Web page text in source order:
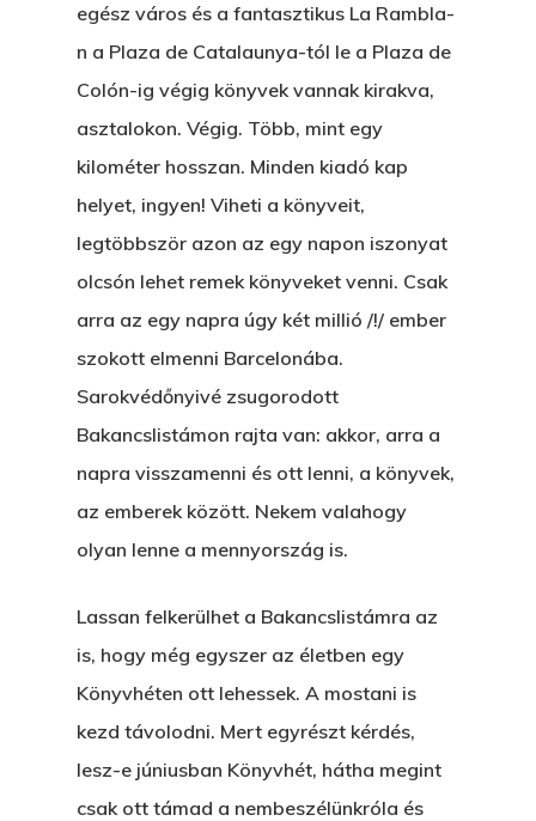
egész város és a fantasztikus La Rambla-
n a Plaza de Catalaunya-tól le a Plaza de
Colón-ig végig könyvek vannak kirakva,
asztalokon. Végig. Több, mint egy
kilométer hosszan. Minden kiadó kap
helyet, ingyen! Viheti a könyveit,
legtöbbször azon az egy napon iszonyat
olcsón lehet remek könyveket venni. Csak
arra az egy napra úgy két millió /!/ ember
szokott elmenni Barcelonába.
Sarokvédőnyivé zsugorodott
Bakancslistámon rajta van: akkor, arra a
napra visszamenni és ott lenni, a könyvek,
az emberek között. Nekem valahogy
olyan lenne a mennyország is.
Lassan felkerülhet a Bakancslistámra az
is, hogy még egyszer az életben egy
Könyvhéten ott lehessek. A mostani is
kezd távolodni. Mert egyrészt kérdés,
lesz-e júniusban Könyvhét, hátha megint
csak ott támad a nembeszélünkróla és